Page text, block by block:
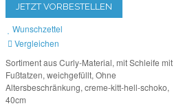
JETZT VORBESTELLEN
Wunschzettel
Vergleichen
Sortiment aus Curly-Material, mit Schleife mit
Fußtatzen, weichgefüllt, Ohne
Altersbeschränkung, creme-kitt-hell-schoko,
40cm